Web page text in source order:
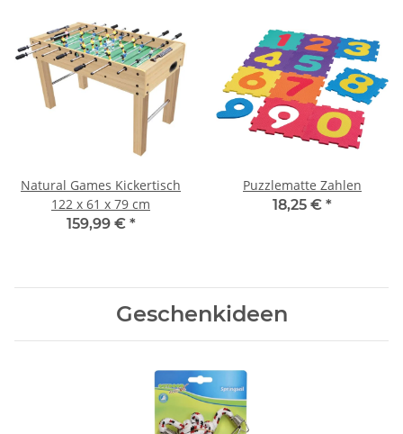
Natural Games Kickertisch
122 x 61 x 79 cm
159,99 € *
Puzzlematte Zahlen
18,25 € *
Geschenkideen